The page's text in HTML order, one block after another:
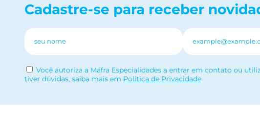
Cadastre-se para receber
Você autoriza a Mafra Especialidades a entrar em contato ou
tiver dúvidas, saiba mais em Política de Privacidade